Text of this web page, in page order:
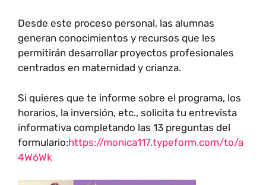
Desde este proceso personal, las alumnas
generan conocimientos y recursos que les
permitirán desarrollar proyectos profesionales
centrados en maternidad y crianza.
Si quieres que te informe sobre el programa, los
horarios, la inversión, etc., solicita tu entrevista
informativa completando las 13 preguntas del
formulario:https://monica117.typeform.com/to/a
4W6Wk